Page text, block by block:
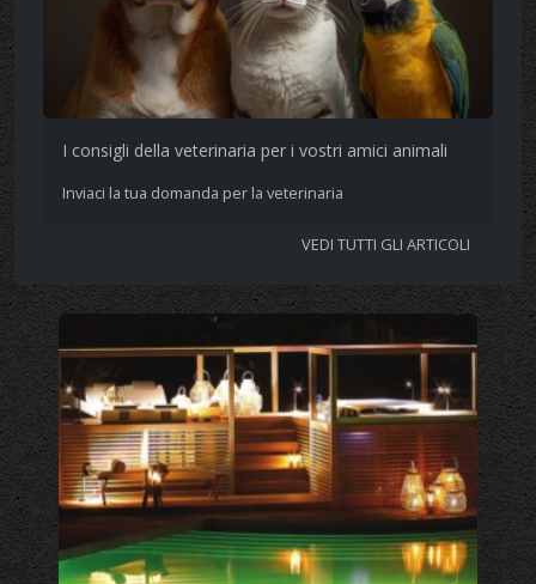
I consigli della veterinaria per i vostri amici animali
Inviaci la tua domanda per la veterinaria
VEDI TUTTI GLI ARTICOLI